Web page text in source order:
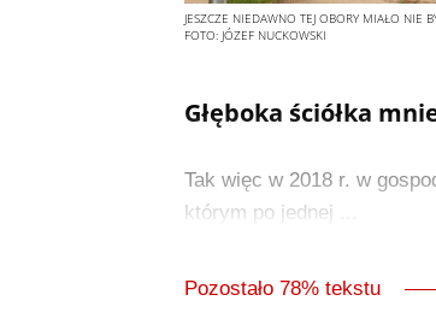
JESZCZE NIEDAWNO TEJ OBORY MIAŁO NIE
FOTO: JÓZEF NUCKOWSKI
Głęboka ściółka
Tak więc w 2018 r. w
którym po jednej ...
Pozostało 78% tekstu